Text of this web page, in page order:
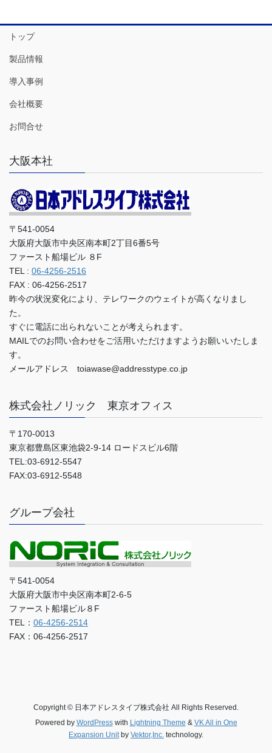
トップ
製品情報
導入事例
会社概要
お問合せ
大阪本社
〒541-0054
大阪府大阪市中央区南本町2丁目6番5号
ファースト船場ビル ８F
TEL : 06-4256-2516
FAX : 06-4256-2517
昨今の状況変化により、テレワークのウェイトが高くなりまし
た。
すぐに電話に出られないことが考えられます。
MAILでのお問い合わせをご活用いただけますようお願いいたしま
す。
メールアドレス toiawase@addresstype.co.jp
株式会社ノリック 東京オフィス
〒170-0013
東京都豊島区東池袋2-9-14 ロードスビル6階
TEL:03-6912-5547
FAX:03-6912-5548
グループ会社
〒541-0054
大阪府大阪市中央区南本町2-6-5
ファースト船場ビル８F
TEL： 06-4256-2514
FAX：06-4256-2517
Copyright © 日本アドレスタイプ株式会社 All Rights Reserved.
Powered by WordPresswith Lightning Theme & VK All in One
Expansion Unitby Vektor,Inc. technology.